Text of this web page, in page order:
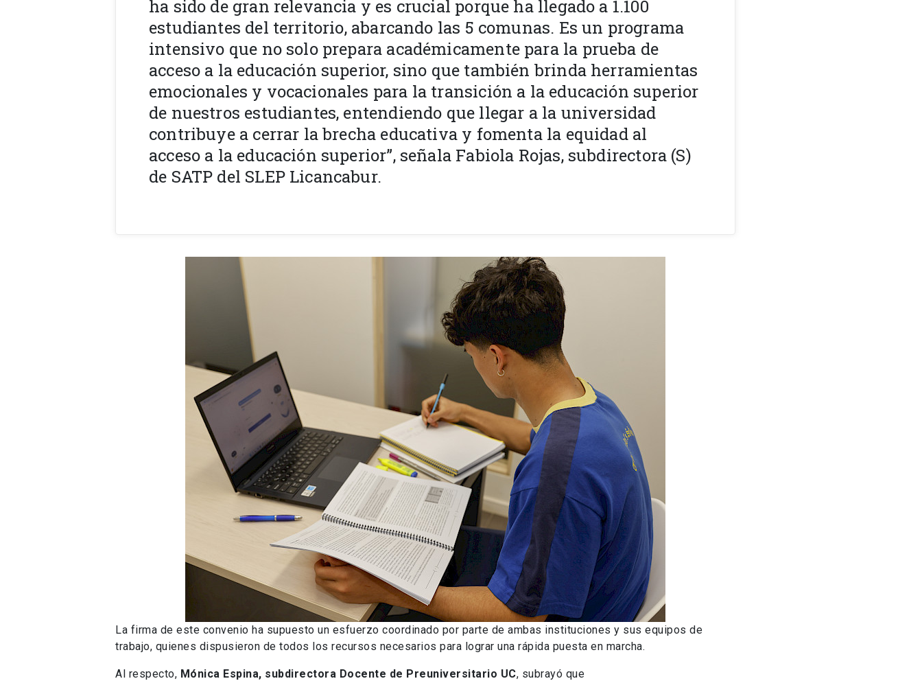
ha sido de gran relevancia y es crucial porque ha llegado a 1.100
estudiantes del territorio, abarcando las 5 comunas. Es un programa
intensivo que no solo prepara académicamente para la prueba de
acceso a la educación superior, sino que también brinda herramientas
emocionales y vocacionales para la transición a la educación superior
de nuestros estudiantes, entendiendo que llegar a la universidad
contribuye a cerrar la brecha educativa y fomenta la equidad al
acceso a la educación superior”, señala Fabiola Rojas, subdirectora (S)
de SATP del SLEP Licancabur.
La firma de este convenio ha supuesto un esfuerzo coordinado por parte de ambas instituciones y sus equipos de
trabajo, quienes dispusieron de todos los recursos necesarios para lograr una rápida puesta en marcha.
Al respecto, Mónica Espina, subdirectora Docente de Preuniversitario UC, subrayó que